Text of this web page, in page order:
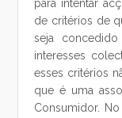
para intentar
de critérios de
seja
interesses
esses critérios
que é uma
Consumidor.